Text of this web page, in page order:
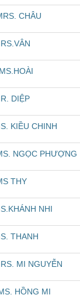
CHÂU
DIỆP
KIỀU CHINH
NGỌC PHƯỢNG
THY
NHI
THANH
MI NGUYỄN
HỒNG MI